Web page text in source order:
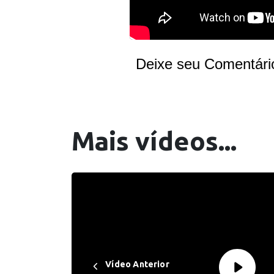
Deixe seu
Mais vídeos...
Vídeo Anterior